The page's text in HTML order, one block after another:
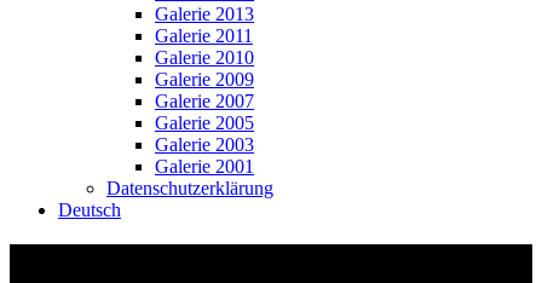
Galerie 2013
Galerie 2011
Galerie 2010
Galerie 2009
Galerie 2007
Galerie 2005
Galerie 2003
Galerie 2001
Datenschutzerklärung
Deutsch